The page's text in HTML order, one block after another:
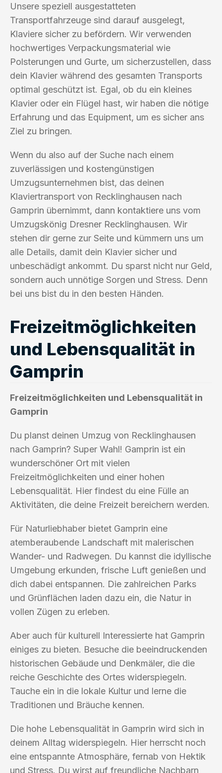
Unsere speziell ausgestatteten
Transportfahrzeuge sind darauf ausgelegt,
Klaviere sicher zu befördern. Wir verwenden
hochwertiges Verpackungsmaterial wie
Polsterungen und Gurte, um sicherzustellen, dass
dein Klavier während des gesamten Transports
optimal geschützt ist. Egal, ob du ein kleines
Klavier oder ein Flügel hast, wir haben die nötige
Erfahrung und das Equipment, um es sicher ans
Ziel zu bringen.
Wenn du also auf der Suche nach einem
zuverlässigen und kostengünstigen
Umzugsunternehmen bist, das deinen
Klaviertransport von Recklinghausen nach
Gamprin übernimmt, dann kontaktiere uns vom
Umzugskönig Dresner Recklinghausen. Wir
stehen dir gerne zur Seite und kümmern uns um
alle Details, damit dein Klavier sicher und
unbeschädigt ankommt. Du sparst nicht nur Geld,
sondern auch unnötige Sorgen und Stress. Denn
bei uns bist du in den besten Händen.
Freizeitmöglichkeiten
und Lebensqualität in
Gamprin
Freizeitmöglichkeiten und Lebensqualität in
Gamprin
Du planst deinen Umzug von Recklinghausen
nach Gamprin? Super Wahl! Gamprin ist ein
wunderschöner Ort mit vielen
Freizeitmöglichkeiten und einer hohen
Lebensqualität. Hier findest du eine Fülle an
Aktivitäten, die deine Freizeit bereichern werden.
Für Naturliebhaber bietet Gamprin eine
atemberaubende Landschaft mit malerischen
Wander- und Radwegen. Du kannst die idyllische
Umgebung erkunden, frische Luft genießen und
dich dabei entspannen. Die zahlreichen Parks
und Grünflächen laden dazu ein, die Natur in
vollen Zügen zu erleben.
Aber auch für kulturell Interessierte hat Gamprin
einiges zu bieten. Besuche die beeindruckenden
historischen Gebäude und Denkmäler, die die
reiche Geschichte des Ortes widerspiegeln.
Tauche ein in die lokale Kultur und lerne die
Traditionen und Bräuche kennen.
Die hohe Lebensqualität in Gamprin wird sich in
deinem Alltag widerspiegeln. Hier herrscht noch
eine entspannte Atmosphäre, fernab von Hektik
und Stress. Du wirst auf freundliche Nachbarn